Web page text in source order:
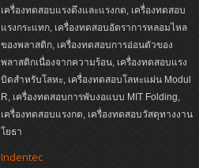
เครื่องทดสอบแรงดึงและแรงกด, เครื่องทดสอบ
แรงกระแทก, เครื่องทดสอบอัตราการหลอมไหล
ของพลาสติก, เครื่องทดสอบการอ่อนตัวของ
พลาสติกเนื่องจากความร้อน, เครื่องทดสอบแรง
บิดสำหรับโลหะ, เครื่องทดสอบโลหะแผ่น Modul
R, เครื่องทดสอบการพับงอแบบ MIT Folding,
เครื่องทดสอบแรงกด, เครื่องทดสอบวัสดุทางงาน
โยธา
Indentec